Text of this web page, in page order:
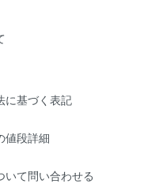
に基づく表記
値段詳細
いて問い合わせる